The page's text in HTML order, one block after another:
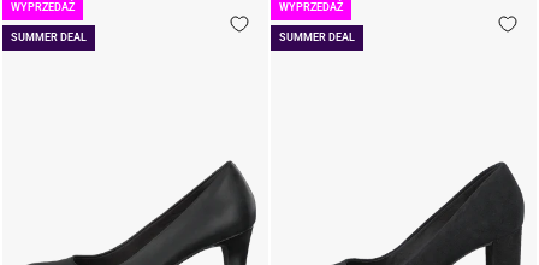
SUMMER DEAL
WYPRZEDAŻ
SUMMER DEAL
WYPRZEDAŻ